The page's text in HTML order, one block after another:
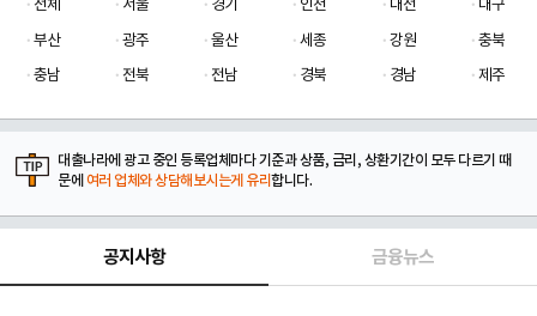
전체 서울 경기 인천 대전
대구
부산
광주 울산 세종 강원
충북
충남
전북 전남 경북 경남 제주
대출나라에 광고 중인 등록업체마다 기준과 상품, 금리, 상환기간이 모두 다르기 때
문에 여러 업체와 상담해보시는게 유리합니다.
공지사항 금융뉴스